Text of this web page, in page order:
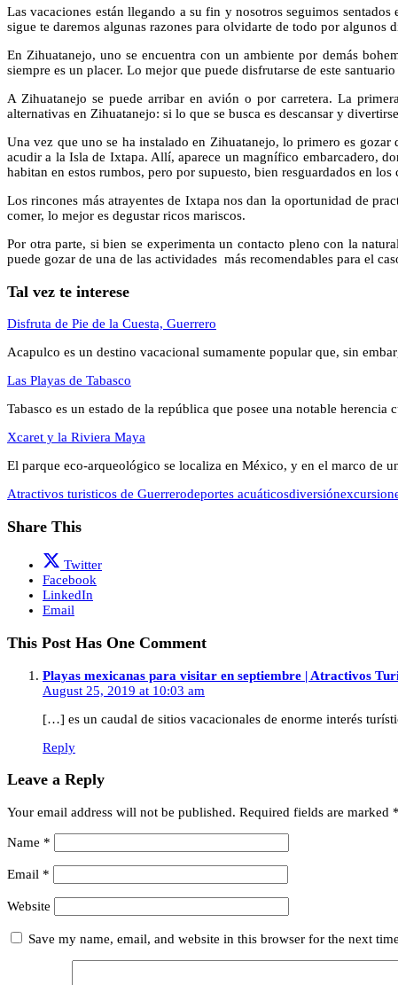
Las vacaciones están llegando a su fin y nosotros seguimos
sigue te daremos algunas razones para olvidarte de todo por algunos
En Zihuatanejo, uno se encuentra con un ambiente por demás
siempre es un placer. Lo mejor que puede disfrutarse de este
A Zihuatanejo se puede arribar en avión o por carretera. La
alternativas en Zihuatanejo: si lo que se busca es descansar y
Una vez que uno se ha instalado en Zihuatanejo, lo primero es
acudir a la Isla de Ixtapa. Allí, aparece un magnífico embarcadero,
habitan en estos rumbos, pero por supuesto, bien resguardados en los
Los rincones más atrayentes de Ixtapa nos dan la oportunidad de
comer, lo mejor es degustar ricos mariscos.
Por otra parte, si bien se experimenta un contacto pleno con la
puede gozar de una de las actividades más recomendables para el
Tal vez te interese
Disfruta de Pie de la Cuesta, Guerrero
Acapulco es un destino vacacional sumamente popular que, sin
Las Playas de Tabasco
Tabasco es un estado de la república que posee una notable
Xcaret y la Riviera Maya
El parque eco-arqueológico se localiza en México, y en el marco de
Atractivos turisticos de Guerrerodeportes acuáticosdiversión
Share This
Twitter
Facebook
LinkedIn
Email
This Post Has One Comment
Playas mexicanas para visitar en septiembre | Atractivos
August 25, 2019 at 10:03 am
[…] es un caudal de sitios vacacionales de enorme interés
Reply
Leave a Reply
Your email address will not be published. Required fields are marked *
Name *
Email *
Website
Save my name, email, and website in this browser for the next